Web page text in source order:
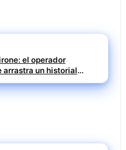
el operador
arrastra un historial